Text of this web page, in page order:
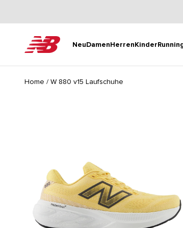
NeuDamenHerrenKinder
New Balance
Home / W 880 v15 Laufschuhe